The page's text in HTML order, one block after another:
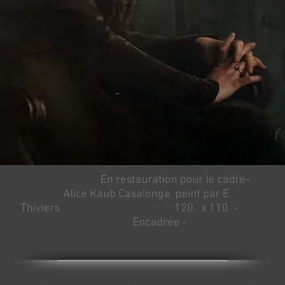
En restauration pour le cadre-
Alice Kaub Casalonga peint par E
Thiviers 120 x 110 -
Encadrée -